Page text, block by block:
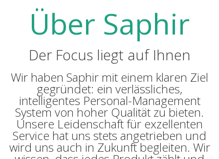
Über Saphir
Der Focus liegt auf Ihnen
Wir haben Saphir mit einem klaren Ziel
gegründet: ein verlässliches,
intelligentes Personal-Management
System von hoher Qualität zu bieten.
Unsere Leidenschaft für exzellenten
Service hat uns stets angetrieben und
wird uns auch in Zukunft begleiten. Wir